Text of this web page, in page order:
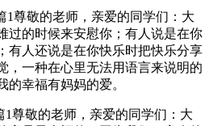
1尊敬的老师，亲爱的同学们：大
过的时候来安慰你；有人说是在你
有人还说是在你快乐时把快乐分享
一种在心里无法用语言来说明的
的幸福有妈妈的爱。
1尊敬的老师，亲爱的同学们：大